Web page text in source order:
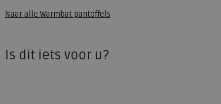
Naar alle Warmbat pantoffels
Is dit iets voor u?